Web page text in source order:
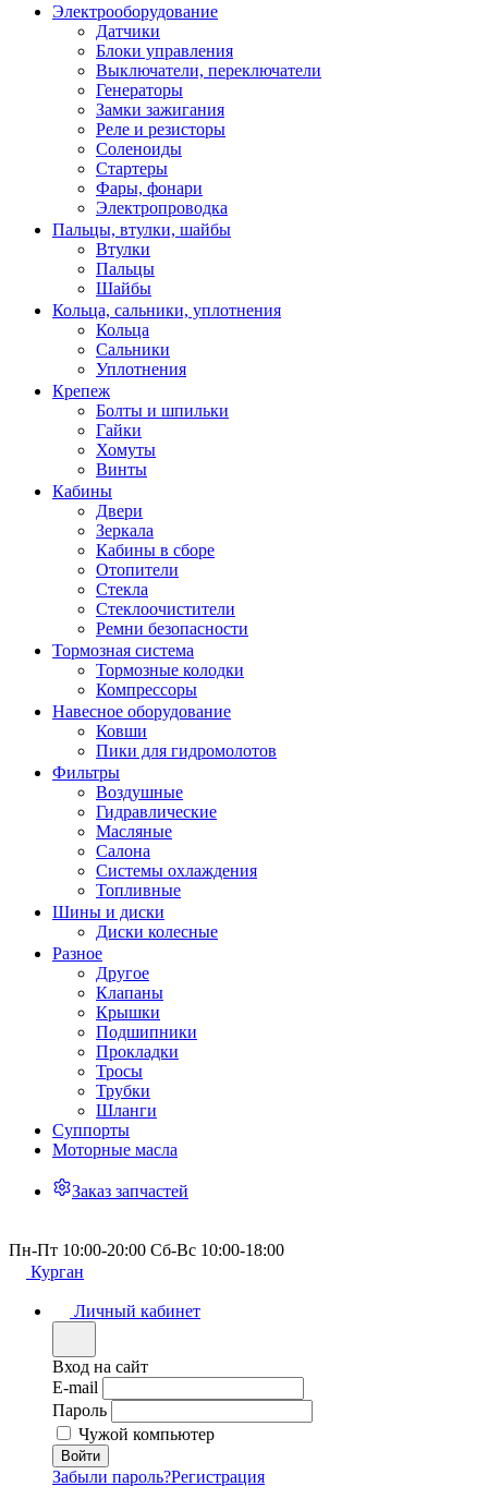
Электрооборудование
Датчики
Блоки управления
Выключатели, переключатели
Генераторы
Замки зажигания
Реле и резисторы
Соленоиды
Стартеры
Фары, фонари
Электропроводка
Пальцы, втулки, шайбы
Втулки
Пальцы
Шайбы
Кольца, сальники, уплотнения
Кольца
Сальники
Уплотнения
Крепеж
Болты и шпильки
Гайки
Хомуты
Винты
Кабины
Двери
Зеркала
Кабины в сборе
Отопители
Стекла
Стеклоочистители
Ремни безопасности
Тормозная система
Тормозные колодки
Компрессоры
Навесное оборудование
Ковши
Пики для гидромолотов
Фильтры
Воздушные
Гидравлические
Масляные
Салона
Системы охлаждения
Топливные
Шины и диски
Диски колесные
Разное
Другое
Клапаны
Крышки
Подшипники
Прокладки
Тросы
Трубки
Шланги
Суппорты
Моторные масла
Заказ запчастей
Пн-Пт 10:00-20:00 Сб-Вс 10:00-18:00
Курган
Личный кабинет
Вход на сайт
E-mail
Пароль
Чужой компьютер
Забыли пароль?Регистрация